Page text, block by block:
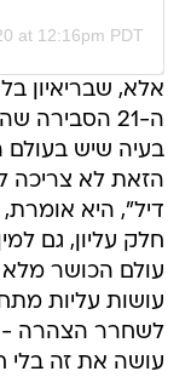
at 12:16pm PDT
אלא, שבריאיון
ה-21
בעיה שיש בעולם
הזאת לא צריכה
דיל", היא
חלק עליון, גם
עולם הכושר מלא
עושות עליות
לשחרר הצהרה -
עושה את זה